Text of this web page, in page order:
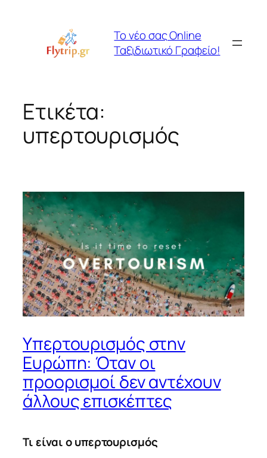
περιεχόμενο
Το νέο σας Online
Ταξιδιωτικό Γραφείο!
Ετικέτα:
υπερτουρισμός
Υπερτουρισμός στην
Ευρώπη: Όταν οι
προορισμοί δεν αντέχουν
άλλους επισκέπτες
Τι είναι ο υπερτουρισμός